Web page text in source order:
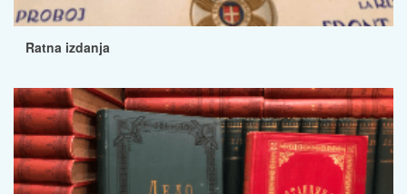
Ratna izdanja